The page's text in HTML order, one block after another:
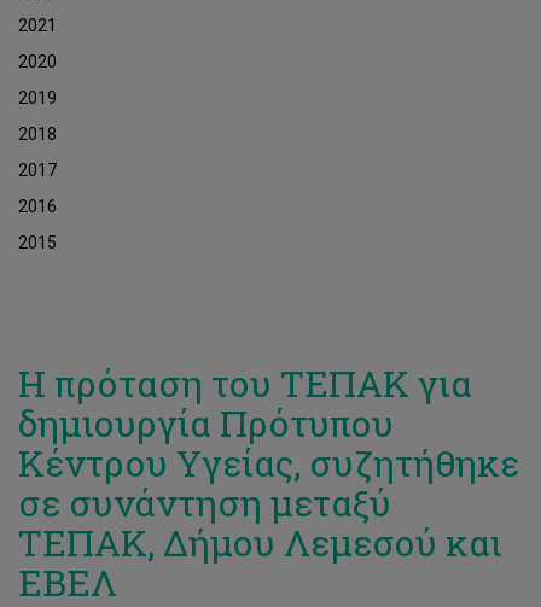
2021
2020
2019
2018
2017
2016
2015
Η πρόταση του ΤΕΠΑΚ για
δημιουργία Πρότυπου
Κέντρου Υγείας, συζητήθηκε
σε συνάντηση μεταξύ
ΤΕΠΑΚ, Δήμου Λεμεσού και
ΕΒΕΛ